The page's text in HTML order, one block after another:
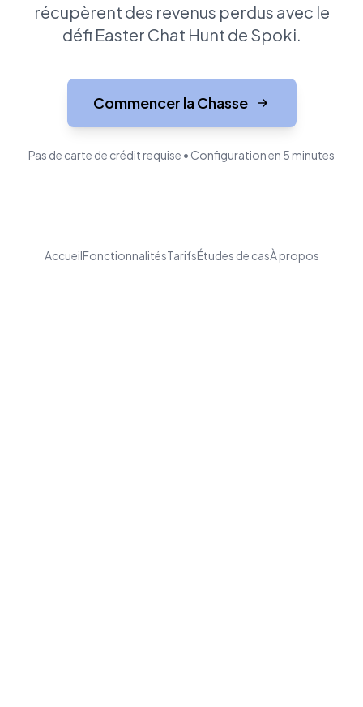
récupèrent des revenus perdus avec le
défi Easter Chat Hunt de Spoki.
Commencer la Chasse
Pas de carte de crédit requise • Configuration en 5 minutes
AccueilFonctionnalitésTarifsÉtudes de casÀ propos